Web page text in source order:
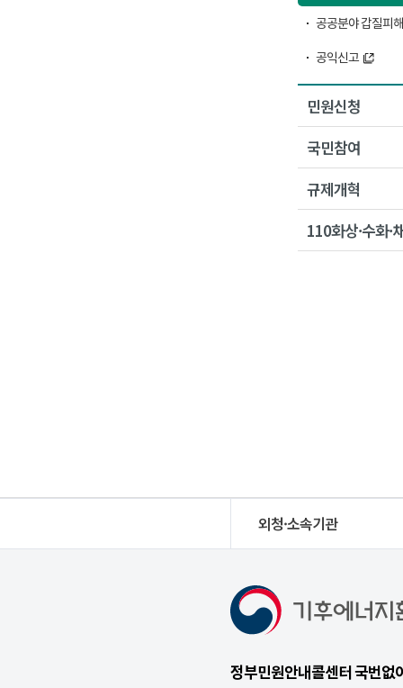
공공분야 갑질피
공익신고
민원신청
국민참여
규제개혁
110화상·수화·
외청·소속기관
정부민원안내콜센터 국번